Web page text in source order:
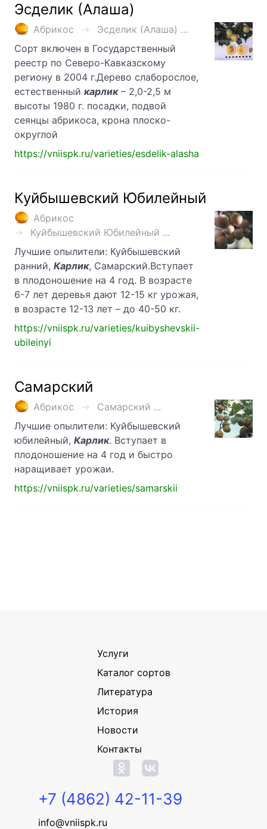
Эсделик (Алаша)
Абрикос
Эсделик (Алаша) ...
Сорт включен в Государственный
реестр по Северо-Кавказскому
региону в 2004 г.Дерево слаборослое,
естественный карлик– 2,0-2,5 м
высоты 1980 г. посадки, подвой
сеянцы абрикоса, крона плоско-
округлой
https://vniispk.ru/varieties/esdelik-alasha
Куйбышевский Юбилейный
Абрикос
Куйбышевский Юбилейный ...
Лучшие опылители: Куйбышевский
ранний, Карлик, Самарский.Вступает
в плодоношение на 4 год. В возрасте
6-7 лет деревья дают 12-15 кг урожая,
в возрасте 12-13 лет – до 40-50 кг.
https://vniispk.ru/varieties/kuibyshevskii-
ubileinyi
Самарский
Абрикос
Самарский ...
Лучшие опылители: Куйбышевский
юбилейный, Карлик. Вступает в
плодоношение на 4 год и быстро
наращивает урожаи.
https://vniispk.ru/varieties/samarskii
Услуги
Каталог сортов
Литература
История
Новости
Контакты
+7 (4862) 42-11-39
info@vniispk.ru